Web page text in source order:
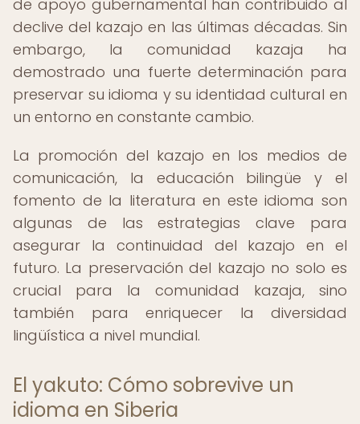
de apoyo gubernamental han contribuido al
declive del kazajo en las últimas décadas. Sin
embargo, la comunidad kazaja ha
demostrado una fuerte determinación para
preservar su idioma y su identidad cultural en
un entorno en constante cambio.
La promoción del kazajo en los medios de
comunicación, la educación bilingüe y el
fomento de la literatura en este idioma son
algunas de las estrategias clave para
asegurar la continuidad del kazajo en el
futuro. La preservación del kazajo no solo es
crucial para la comunidad kazaja, sino
también para enriquecer la diversidad
lingüística a nivel mundial.
El yakuto: Cómo sobrevive un
idioma en Siberia